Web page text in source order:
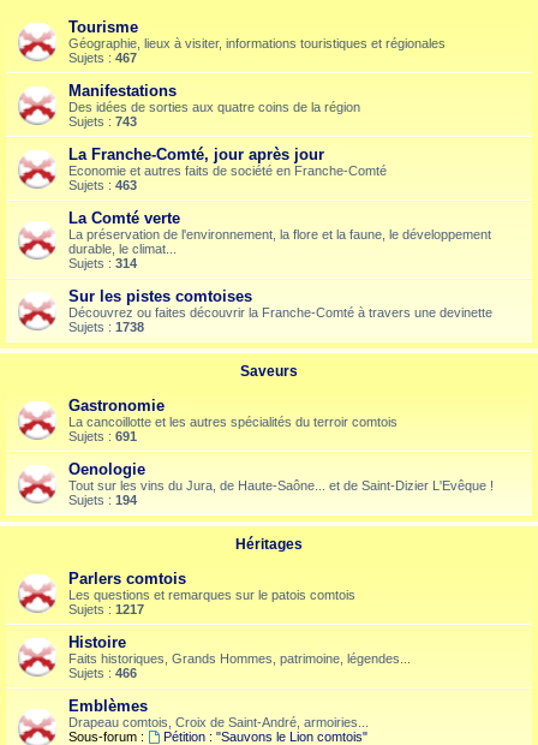
Tourisme
Géographie, lieux à visiter, informations touristiques et régionales
Sujets : 467
Manifestations
Des idées de sorties aux quatre coins de la région
Sujets : 743
La Franche-Comté, jour après jour
Economie et autres faits de société en Franche-Comté
Sujets : 463
La Comté verte
La préservation de l'environnement, la flore et la faune, le développement
durable, le climat...
Sujets : 314
Sur les pistes comtoises
Découvrez ou faites découvrir la Franche-Comté à travers une devinette
Sujets : 1738
Saveurs
Gastronomie
La cancoillotte et les autres spécialités du terroir comtois
Sujets : 691
Oenologie
Tout sur les vins du Jura, de Haute-Saône... et de Saint-Dizier L'Evêque !
Sujets : 194
Héritages
Parlers comtois
Les questions et remarques sur le patois comtois
Sujets : 1217
Histoire
Faits historiques, Grands Hommes, patrimoine, légendes...
Sujets : 466
Emblèmes
Drapeau comtois, Croix de Saint-André, armoiries...
Sous-forum :
Pétition : "Sauvons le Lion comtois"